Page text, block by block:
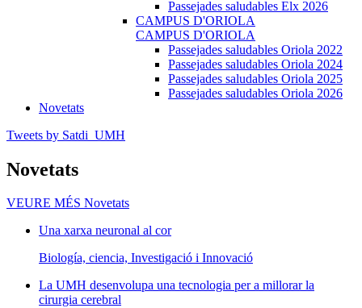
Passejades saludables Elx 2026
CAMPUS D'ORIOLA
CAMPUS D'ORIOLA
Passejades saludables Oriola 2022
Passejades saludables Oriola 2024
Passejades saludables Oriola 2025
Passejades saludables Oriola 2026
Novetats
Tweets by Satdi_UMH
Novetats
VEURE MÉS Novetats
Una xarxa neuronal al cor
Biología, ciencia, Investigació i Innovació
La UMH desenvolupa una tecnologia per a millorar la
cirurgia cerebral